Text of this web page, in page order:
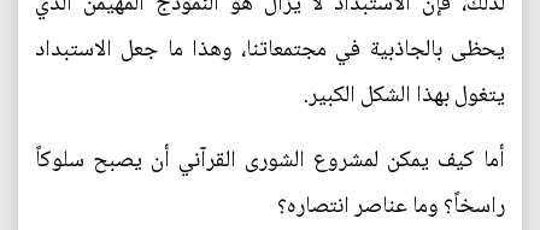
يحظى بالجاذبية في مجتمعاتنا، وهذا ما جعل الاستبداد
يتغول بهذا الشكل الكبير.
أما كيف يمكن لمشروع الشورى القرآني أن يصبح سلوكاً
راسخاً؟ وما عناصر انتصاره؟